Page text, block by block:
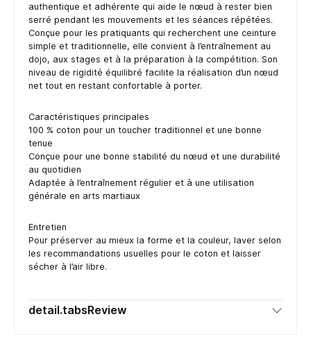
authentique et adhérente qui aide le nœud à rester bien
serré pendant les mouvements et les séances répétées.
Conçue pour les pratiquants qui recherchent une ceinture
simple et traditionnelle, elle convient à l’entraînement au
dojo, aux stages et à la préparation à la compétition. Son
niveau de rigidité équilibré facilite la réalisation d’un nœud
net tout en restant confortable à porter.
Caractéristiques principales
100 % coton pour un toucher traditionnel et une bonne
tenue
Conçue pour une bonne stabilité du nœud et une durabilité
au quotidien
Adaptée à l’entraînement régulier et à une utilisation
générale en arts martiaux
Entretien
Pour préserver au mieux la forme et la couleur, laver selon
les recommandations usuelles pour le coton et laisser
sécher à l’air libre.
detail.tabsReview